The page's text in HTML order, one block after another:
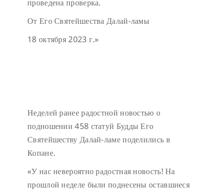
проведена проверка.
От Его Святейшества Далай-ламы
18 октября 2023 г.»
Неделей ранее радостной новостью о
подношении 458 статуй Будды Его
Святейшеству Далай-ламе поделились в
Копане.
«У нас невероятно радостная новость! На
прошлой неделе были поднесены оставшиеся